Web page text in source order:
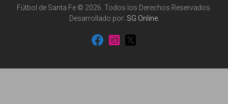
Fútbol de Santa Fe © 2026. Todos los Derechos Reservados.
Desarrollado por: SG Online.